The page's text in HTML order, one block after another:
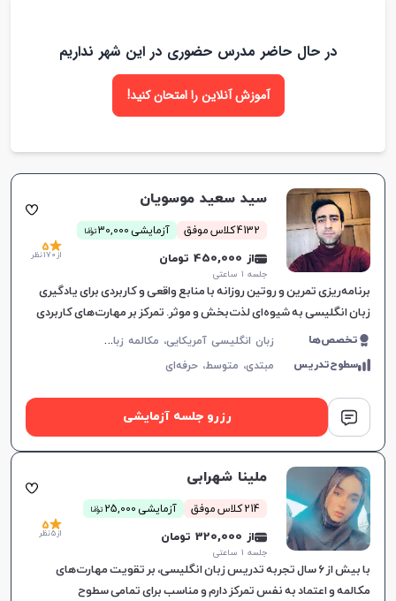
در حال حاضر مدرس حضوری در این شهر نداریم
آموزش آنلاین را امتحان کنید!
سید سعید موسویان
4132 کلاس موفق آزمایشی 30,000 توما
ن
از 450,000 تومان
جلسه ۱ ساعتی
5
از 170 نظر
برنامه‌ریزی تمرین و روتین روزانه با منابع واقعی و کاربردی برای یادگیری
زبان انگلیسی به شیوه‌ای لذت‌بخش و موثر. تمرکز بر مهارت‌های کاربردی
در زندگی روزمره.
تخصص‌ها ز
بان انگلیسی آمریکایی، مکالمه زبان انگلیسی، زبان انگلیسی عمومی، گرامر زبان انگلیسی
سطوح‌تدریس مبتدی، متوسط،حرفه‌ای
رزرو جلسه آزمایشی
ملینا شهرابی
214 کلاس موفق آزمایشی 25,000 توما
ن
از 320,000 تومان
جلسه ۱ ساعتی
5
از 5 نظر
با بیش از ۶ سال تجربه تدریس زبان انگلیسی، بر تقویت مهارت‌های
مکالمه و اعتماد به نفس تمرکز دارم و مناسب برای تمامی سطوح